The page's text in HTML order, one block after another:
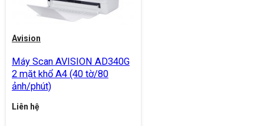
Avision
Máy Scan AVISION AD340G
2 mặt khổ A4 (40 tờ/80
ảnh/phút)
Liên hệ